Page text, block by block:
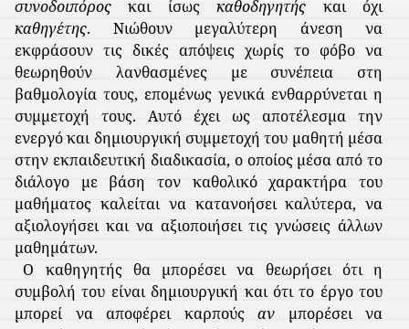
συνοδοιπόρος και ίσωςκαθοδηγητής και όχι
καθηγέτης. Νιώθουν μεγαλύτερη άνεση να
εκφράσουν τις δικές απόψεις χωρίς το φόβο να
θεωρηθούν λανθασμένες με συνέπεια στη
βαθμολογία τους, επομένως γενικά ενθαρρύνεται η
συμμετοχή τους. Αυτό έχει ως αποτέλεσμα την
ενεργό και δημιουργική συμμετοχή του μαθητή μέσα
στην εκπαιδευτική διαδικασία, ο οποίος μέσα από το
διάλογο με βάση τον καθολικό χαρακτήρα του
μαθήματος καλείται να κατανοήσει καλύτερα, να
αξιολογήσει και να αξιοποιήσει τις γνώσεις άλλων
μαθημάτων.
Ο καθηγητής θα μπορέσει να θεωρήσει ότι η
συμβολή του είναι δημιουργική και ότι το έργο του
μπορεί να αποφέρει καρπούςαν μπορέσει να